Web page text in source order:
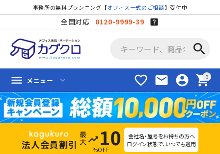
事務所の無料プランニング【オフィス一式のご相談】受付中
全国対応 0120-9999-39
search
favorite_border mail account_circle shopping_cart
menu メニュー
法人会員割引 trending_up 10
%OFF
会社名・屋号をお持ちの方へ
ログイン状態で、いつでも適用